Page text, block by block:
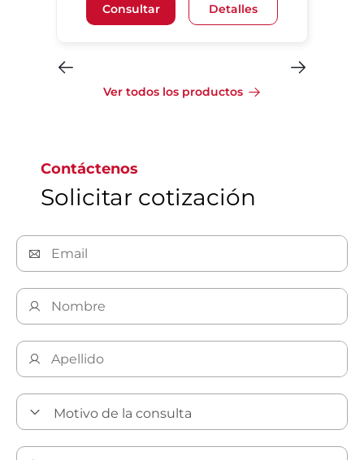
Consultar Detalles
Ver todos los productos
Contáctenos
Solicitar cotización